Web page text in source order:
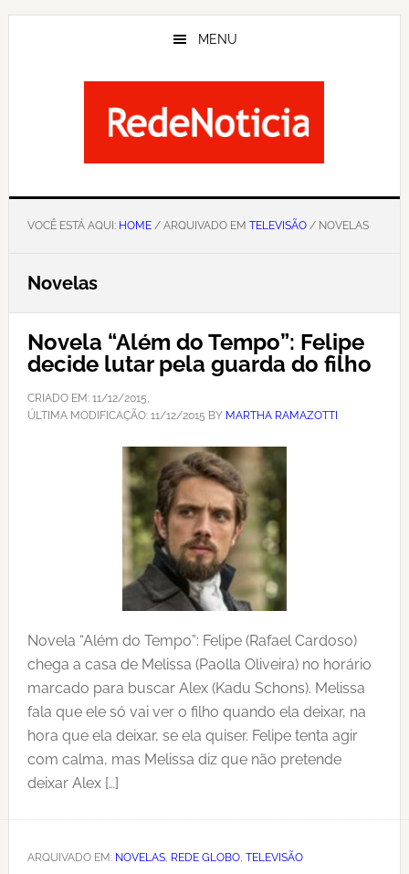
Skip
MENU
VOCÊ ESTÁ AQUI: HOME/ ARQUIVADO EM TELEVISÃO/ NOVELAS
Novelas
Novela “Além do Tempo”: Felipe
decide lutar pela guarda do filho
CRIADO EM: 11/12/2015,
ÚLTIMA MODIFICAÇÃO: 11/12/2015 BY MARTHA RAMAZOTTI
Novela “Além do Tempo”: Felipe (Rafael Cardoso)
chega a casa de Melissa (Paolla Oliveira) no horário
marcado para buscar Alex (Kadu Schons). Melissa
fala que ele só vai ver o filho quando ela deixar, na
hora que ela deixar, se ela quiser. Felipe tenta agir
com calma, mas Melissa diz que não pretende
deixar Alex […]
ARQUIVADO EM: NOVELAS, REDE GLOBO, TELEVISÃO